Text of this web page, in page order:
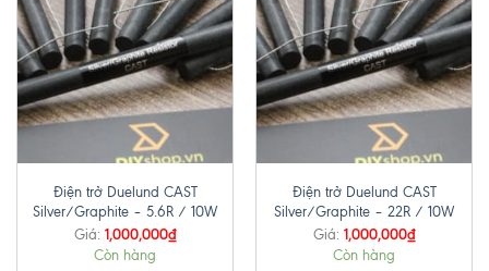
Điện trở Duelund CAST
Silver/Graphite – 5.6R / 10W
Giá: 1,000,000₫
Còn hàng
Điện trở Duelund CAST
Silver/Graphite – 22R / 10W
Giá: 1,000,000₫
Còn hàng